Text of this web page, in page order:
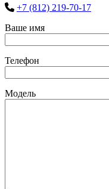
+7 (812) 219-70-17
Ваше имя
Телефон
Модель